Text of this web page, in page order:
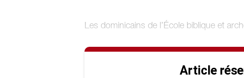
Les dominicains de l’École biblique et
Article